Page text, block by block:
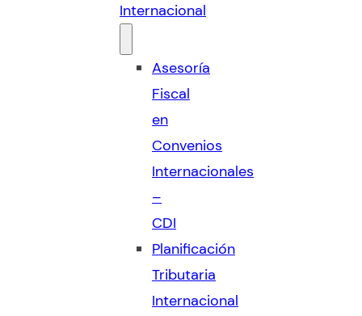
Internacional
Asesoría
Fiscal
en
Convenios
Internacionales
–
CDI
Planificación
Tributaria
Internacional